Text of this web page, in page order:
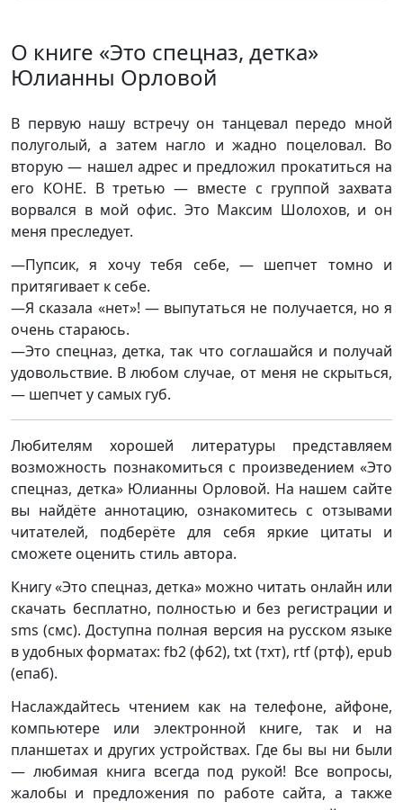
О книге «Это спецназ, детка»
Юлианны Орловой
В первую нашу встречу он танцевал передо мной
полуголый, а затем нагло и жадно поцеловал. Во
вторую — нашел адрес и предложил прокатиться на
его КОНЕ. В третью — вместе с группой захвата
ворвался в мой офис. Это Максим Шолохов, и он
меня преследует.
—Пупсик, я хочу тебя себе, — шепчет томно и
притягивает к себе.
—Я сказала «нет»! — выпутаться не получается, но я
очень стараюсь.
—Это спецназ, детка, так что соглашайся и получай
удовольствие. В любом случае, от меня не скрыться,
— шепчет у самых губ.
Любителям хорошей литературы представляем
возможность познакомиться с произведением «Это
спецназ, детка» Юлианны Орловой. На нашем сайте
вы найдёте аннотацию, ознакомитесь с отзывами
читателей, подберёте для себя яркие цитаты и
сможете оценить стиль автора.
Книгу «Это спецназ, детка» можно читать онлайн или
скачать бесплатно, полностью и без регистрации и
sms (смс). Доступна полная версия на русском языке
в удобных форматах: fb2 (фб2), txt (тхт), rtf (ртф), epub
(епаб).
Наслаждайтесь чтением как на телефоне, айфоне,
компьютере или электронной книге, так и на
планшетах и других устройствах. Где бы вы ни были
— любимая книга всегда под рукой! Все вопросы,
жалобы и предложения по работе сайта, а также